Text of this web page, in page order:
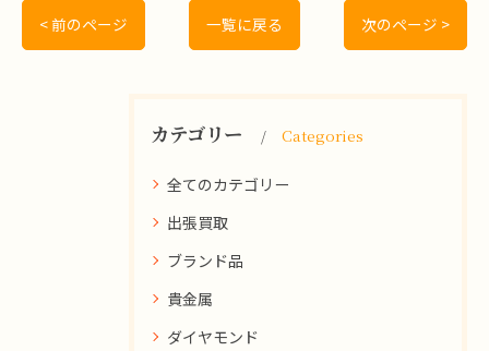
< 前のページ 一覧に戻る 次のページ >
カテゴリー Categories
全てのカテゴリー
出張買取
ブランド品
貴金属
ダイヤモンド